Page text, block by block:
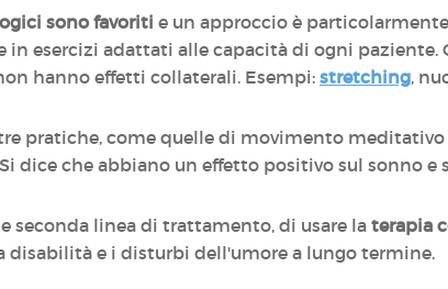
sono favoriti e un approccio è
in esercizi adattati alle capacità di ogni
hanno effetti collaterali. Esempi: stretching,
pratiche, come quelle di movimento meditativo
dice che abbiano un effetto positivo sul sonno e
seconda linea di trattamento, di usare la terapia
disabilità e i disturbi dell'umore a lungo termine.